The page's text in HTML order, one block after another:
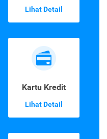
Lihat Detail
Kartu Kredit
Lihat Detail